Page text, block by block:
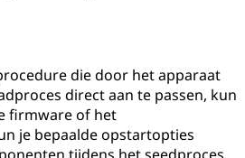
die door het apparaat
direct aan te passen, kun
firmware of het
je bepaalde opstartopties